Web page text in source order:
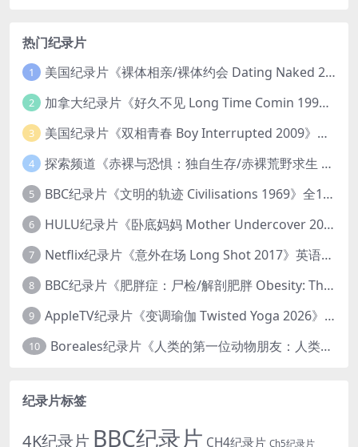
热门纪录片
1 美国纪录片《裸体相亲/裸体约会 Dating Naked 2014-2016》第1-3季全33集 英语中英双字 无水印纯净版 1080P/MKV/85.6G 裸体相亲真人秀
2 加拿大纪录片《好久不见 Long Time Comin 1993》英语中英双字 官方纯净版 1080P/MKV/1G 女同性艺术家
3 美国纪录片《双相青春 Boy Interrupted 2009》英语中英双字 官方纯净版 1080P/MKV/1.43G 青少年躁郁症
4 探索频道《赤裸与恐惧：独自生存/赤裸荒野求生 Naked and Afraid: Solo 2023》第一季全8集 英语中英双字 官方纯净版 高码1080P/MKV/45.4G
5 BBC纪录片《文明的轨迹 Civilisations 1969》全13集 英语中英双字 高清收藏版 1080P/MKV/64.1G 西方艺术史话
6 HULU纪录片《卧底妈妈 Mother Undercover 2023》全4集 英语中英双字 官方纯净版 1080P/MKV/7.6G 拯救孩子
7 Netflix纪录片《意外在场 Long Shot 2017》英语中字 720P/NKV/1.06GB 美国谋杀误判案件
8 BBC纪录片《肥胖症：尸检/解剖肥胖 Obesity: The Post Mortem 2016》英语中英双字 无水印纯净版 1080P/MKV/1.03G
9 AppleTV纪录片《变调瑜伽 Twisted Yoga 2026》全3集 英语中英双字 无水印纯净版 1080P/MKV/10G 瑜伽大师背后的真相
10 Boreales纪录片《人类的第一位动物朋友：人类和狗的神奇故事 Man’s First Friend 2018》英语中英双字 1080P/MP4/1.8G 狗的神奇故事
纪录片标签
4K纪录片 BBC纪录片 CH4纪录片 Ch5纪录片